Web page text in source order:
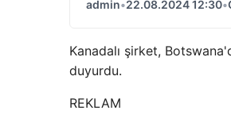
admin•22.08.2024 12:30•
Kanadalı şirket,
duyurdu.
REKLAM